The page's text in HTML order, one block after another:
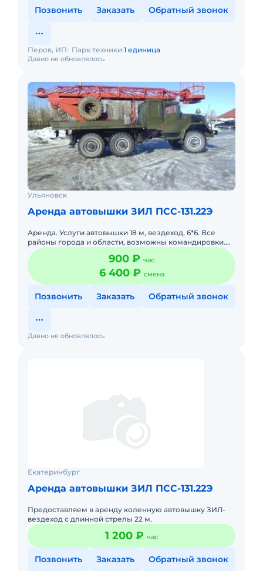
Позвонить Заказать Обратный звонок
Давно не обновлялось
Перов, ИП Парк техники:1 единица
Ульяновск
Аренда автовышки ЗИЛ ПСС-131.22Э
Аренда. Услуги автовышки 18 м, вездеход, 6*6. Все
районы города и области, возможны командировки.
Наличный и безналичный расчёты.
900 ₽ час
6 400 ₽ смена
Позвонить Заказать Обратный звонок
Давно не обновлялось
Екатеринбург
Аренда автовышки ЗИЛ ПСС-131.22Э
Предоставляем в аренду коленную автовышку ЗИЛ-
вездеход с длинной стрелы 22 м.
1 200 ₽ час
Позвонить Заказать Обратный звонок